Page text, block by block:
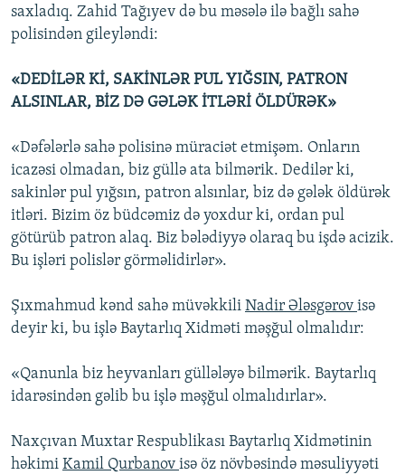
saxladıq. Zahid Tağıyev də bu məsələ ilə bağlı sahə
polisindən gileyləndi:
«DEDİLƏR Kİ, SAKİNLƏR PUL YIĞSIN, PATRON
ALSINLAR, BİZ DƏ GƏLƏK İTLƏRİ ÖLDÜRƏK»
«Dəfələrlə sahə polisinə müraciət etmişəm. Onların
icazəsi olmadan, biz güllə ata bilmərik. Dedilər ki,
sakinlər pul yığsın, patron alsınlar, biz də gələk öldürək
itləri. Bizim öz büdcəmiz də yoxdur ki, ordan pul
götürüb patron alaq. Biz bələdiyyə olaraq bu işdə acizik.
Bu işləri polislər görməlidirlər».
Şıxmahmud kənd sahə müvəkkili Nadir Ələsgərov isə
deyir ki, bu işlə Baytarlıq Xidməti məşğul olmalıdır:
«Qanunla biz heyvanları güllələyə bilmərik. Baytarlıq
idarəsindən gəlib bu işlə məşğul olmalıdırlar».
Naxçıvan Muxtar Respublikası Baytarlıq Xidmətinin
həkimi Kamil Qurbanov isə öz növbəsində məsuliyyəti